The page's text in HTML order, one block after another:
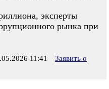
эксперты
рынка при
11:41
Заявить о